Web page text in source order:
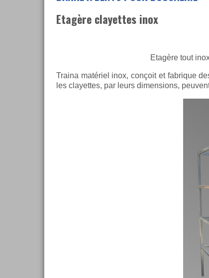
Etagère clayettes inox
Etagère tout
Traina matériel inox, conçoit et fabrique
les clayettes, par leurs dimensions,